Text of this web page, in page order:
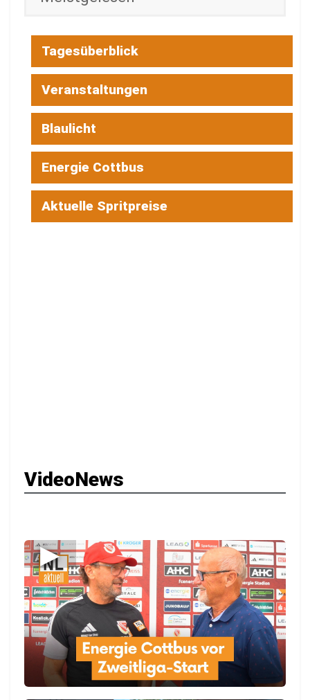
Tagesüberblick
Veranstaltungen
Blaulicht
Energie Cottbus
Aktuelle Spritpreise
VideoNews
▶